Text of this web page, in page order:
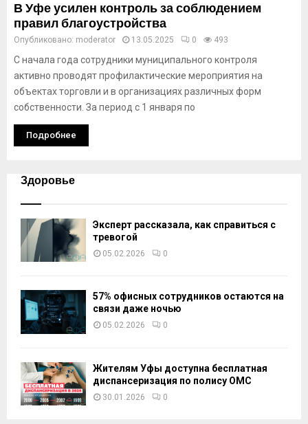
В Уфе усилен контроль за соблюдением
правил благоустройства
Опубликовано: moderator 13.05.2025 0 493
С начала года сотрудники муниципального контроля
активно проводят профилактические мероприятия на
объектах торговли и в организациях различных форм
собственности. За период с 1 января по
Подробнее
Здоровье
Эксперт рассказала, как справиться с
тревогой
05.02.2026 0
57% офисных сотрудников остаются на
связи даже ночью
05.02.2026 0
Жителям Уфы доступна бесплатная
диспансеризация по полису ОМС
30.01.2026 0